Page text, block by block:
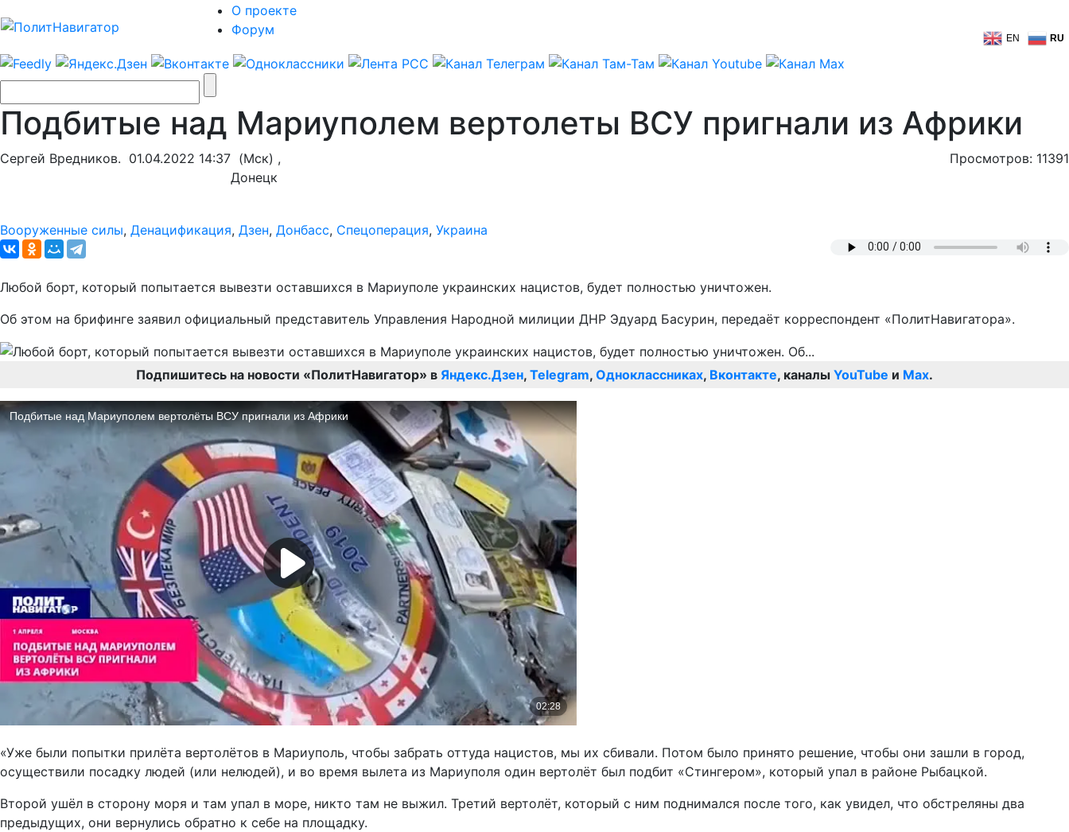
О проекте
Форум
EN RU
Подбитые над Мариуполем вертолеты ВСУ пригнали из Африки
Сергей Вредников. 01.04.2022 14:37 (Мск) ,
Донецк
Просмотров: 11391
Вооруженные силы, Денацификация, Дзен, Донбасс, Спецоперация, Украина
Любой борт, который попытается вывезти оставшихся в Мариуполе украинских нацистов, будет полностью уничтожен.
Об этом на брифинге заявил официальный представитель Управления Народной милиции ДНР Эдуард Басурин, передаёт корреспондент «ПолитНавигатора».
Подпишитесь на новости «ПолитНавигатор» в Яндекс.Дзен, Telegram, Одноклассниках, Вконтакте, каналы YouTube и Max.
«Уже были попытки прилёта вертолётов в Мариуполь, чтобы забрать оттуда нацистов, мы их сбивали. Потом было принято решение, чтобы они зашли в город,
осуществили посадку людей (или нелюдей), и во время вылета из Мариуполя один вертолёт был подбит «Стингером», который упал в районе Рыбацкой.
Второй ушёл в сторону моря и там упал в море, никто там не выжил. Третий вертолёт, который с ним поднимался после того, как увидел, что обстреляны два
предыдущих, они вернулись обратно к себе на площадку.